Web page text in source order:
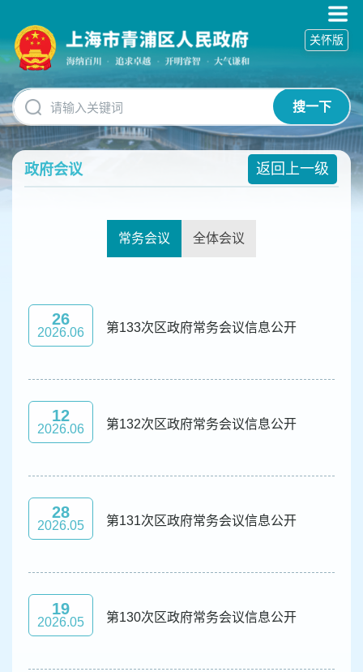
碍
操
明
跳
转
到
网
搜一下
关怀版
政府会议 返回上一级
常务会议 全体会议
26
2026.06 第133次区政府常务会议信息公开
12
2026.06 第132次区政府常务会议信息公开
28
2026.05 第131次区政府常务会议信息公开
19
2026.05 第130次区政府常务会议信息公开